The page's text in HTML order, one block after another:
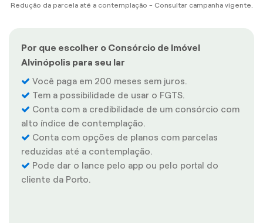
Redução da parcela até a contemplação - Consultar campanha vigente.
Por que escolher o Consórcio de Imóvel
Alvinópolis para seu lar
Você paga em 200 meses sem juros.
Tem a possibilidade de usar o FGTS.
Conta com a credibilidade de um consórcio com
alto índice de contemplação.
Conta com opções de planos com parcelas
reduzidas até a contemplação.
Pode dar o lance pelo app ou pelo portal do
cliente da Porto.